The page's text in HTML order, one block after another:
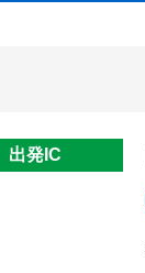
出発IC